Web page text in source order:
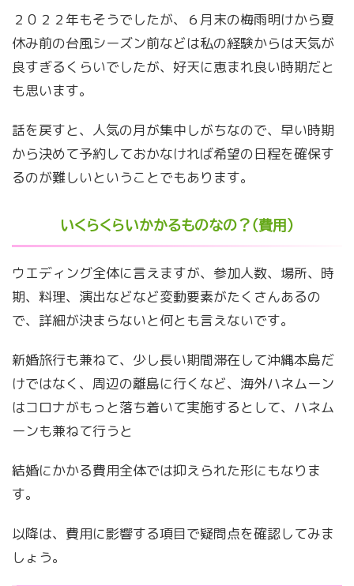
２０２２年もそうでしたが、６月末の梅雨明けから夏
休み前の台風シーズン前などは私の経験からは天気が
良すぎるくらいでしたが、好天に恵まれ良い時期だと
も思います。
話を戻すと、人気の月が集中しがちなので、早い時期
から決めて予約しておかなければ希望の日程を確保す
るのが難しいということでもあります。
いくらくらいかかるものなの？（費用）
ウエディング全体に言えますが、参加人数、場所、時
期、料理、演出などなど変動要素がたくさんあるの
で、詳細が決まらないと何とも言えないです。
新婚旅行も兼ねて、少し長い期間滞在して沖縄本島だ
けではなく、周辺の離島に行くなど、海外ハネムーン
はコロナがもっと落ち着いて実施するとして、ハネム
ーンも兼ねて行うと
結婚にかかる費用全体では抑えられた形にもなりま
す。
以降は、費用に影響する項目で疑問点を確認してみま
しょう。